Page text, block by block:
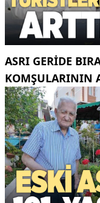
ASRI GERIDE
KOMŞULARININ